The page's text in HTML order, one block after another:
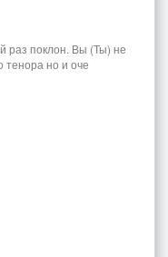
раз поклон. Вы (Ты) не
тенора но и оче